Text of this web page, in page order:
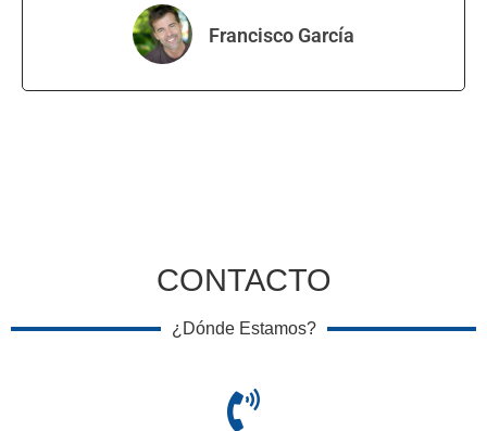
Francisco García
CONTACTO
¿Dónde Estamos?